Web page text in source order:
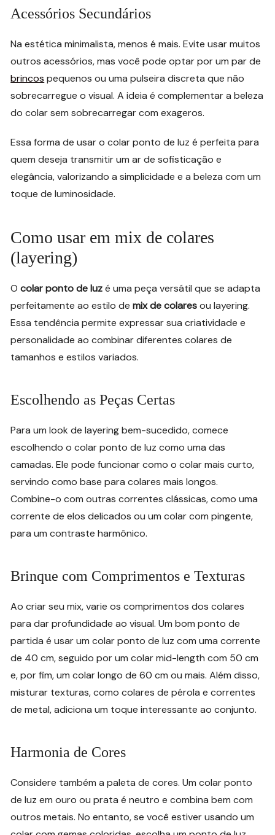
Acessórios Secundários
Na estética minimalista, menos é mais. Evite usar muitos
outros acessórios, mas você pode optar por um par de
brincos pequenos ou uma pulseira discreta que não
sobrecarregue o visual. A ideia é complementar a beleza
do colar sem sobrecarregar com exageros.
Essa forma de usar o colar ponto de luz é perfeita para
quem deseja transmitir um ar de sofisticação e
elegância, valorizando a simplicidade e a beleza com um
toque de luminosidade.
Como usar em mix de colares
(layering)
Ocolar ponto de luzé uma peça versátil que se adapta
perfeitamente ao estilo demix de colaresou layering.
Essa tendência permite expressar sua criatividade e
personalidade ao combinar diferentes colares de
tamanhos e estilos variados.
Escolhendo as Peças Certas
Para um look de layering bem-sucedido, comece
escolhendo o colar ponto de luz como uma das
camadas. Ele pode funcionar como o colar mais curto,
servindo como base para colares mais longos.
Combine-o com outras correntes clássicas, como uma
corrente de elos delicados ou um colar com pingente,
para um contraste harmônico.
Brinque com Comprimentos e Texturas
Ao criar seu mix, varie os comprimentos dos colares
para dar profundidade ao visual. Um bom ponto de
partida é usar um colar ponto de luz com uma corrente
de 40 cm, seguido por um colar mid-length com 50 cm
e, por fim, um colar longo de 60 cm ou mais. Além disso,
misturar texturas, como colares de pérola e correntes
de metal, adiciona um toque interessante ao conjunto.
Harmonia de Cores
Considere também a paleta de cores. Um colar ponto
de luz em ouro ou prata é neutro e combina bem com
outros metais. No entanto, se você estiver usando um